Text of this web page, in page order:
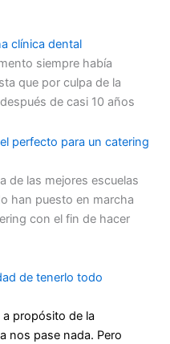
clínica dental
siempre había
que por culpa de la
de casi 10 años
perfecto para un catering
de las mejores escuelas
han puesto en marcha
con el fin de hacer
de tenerlo todo
propósito de la
nos pase nada. Pero